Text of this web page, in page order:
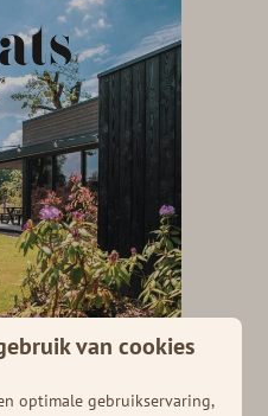
van cookies
optimale gebruikservaring,